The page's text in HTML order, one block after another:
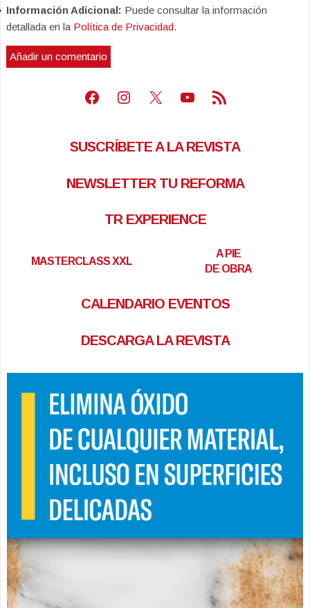
Información Adicional: Puede consultar la información
detallada en la Política de Privacidad.
Facebook
Instagram
X Youtube
Feed RSS
SUSCRÍBETE A LA REVISTA
NEWSLETTER TU REFORMA
TR EXPERIENCE
MASTERCLASS XXL
A PIE
DE OBRA
CALENDARIO EVENTOS
DESCARGA LA REVISTA